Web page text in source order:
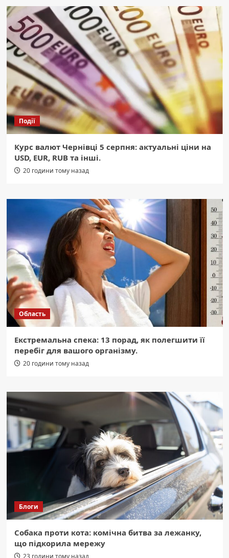
Події
Курс валют Чернівці 5 серпня: актуальні ціни на
USD, EUR, RUB та інші.
20 години тому назад
Область
Екстремальна спека: 13 порад, як полегшити її
перебіг для вашого організму.
20 години тому назад
Блоги
Собака проти кота: комічна битва за лежанку,
що підкорила мережу